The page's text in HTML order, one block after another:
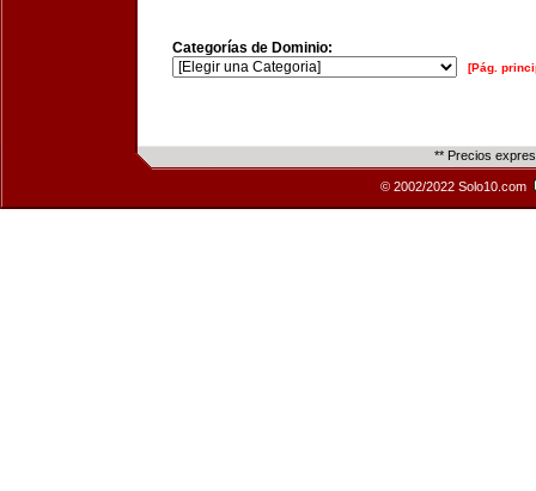
Categorías de Dominio:
[Pág.
** Precios
© 2002/2022 Solo10.com